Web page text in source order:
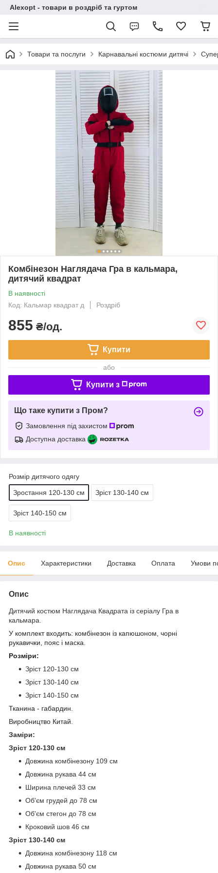
Alexopt - товари в роздріб та гуртом
Товари та послуги Карнавальні костюми дитячі
Комбінезон Наглядача Гра в кальмара,
дитячий квадрат
В наявності
Код: Кальмар квадрат д
Роздріб
855 ₴/од.
Купити
або
Купити з
Що таке купити з Пром?
Замовлення під захистом
Доступна доставка
Розмір дитячого одягу
Зростання 120-130 см Зріст 130-140 см
Зріст 140-150 см
В наявності
Опис Характеристики Доставка Оплата Умови
Опис
Дитячий костюм Наглядача Квадрата із серіалу Гра в
кальмара.
У комплект входить: комбінезон із капюшоном, чорні
рукавички, пояс і маска
Розміри:
Зріст 120-130 см
Зріст 130-140 см
Зріст 140-150 см
Тканина - габардин.
Виробництво Китай.
Заміри:
Зріст 120-130 см
Довжина комбінезону 109 см
Довжина рукава 44 см
Ширина плечей 33 см
Об'єм грудей до 78 см
Об'єм стегон до 78 см
Кроковий шов 46 см
Зріст 130-140 см
Довжина комбінезону 118 см
Довжина рукава 50 см